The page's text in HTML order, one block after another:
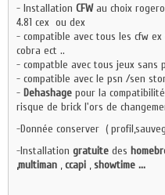
- Installation CFWau choix
4.81 cex ou dex
- compatible avec tous les cfw
cobra ect ..
- compatble avec tous jeux sans
- compatible avec le psn /sen
- Dehashage pour la
risque de brick l'ors de
-Donnée conserver (
-Installation gratuite des
,multiman ,ccapi ,showtime ...